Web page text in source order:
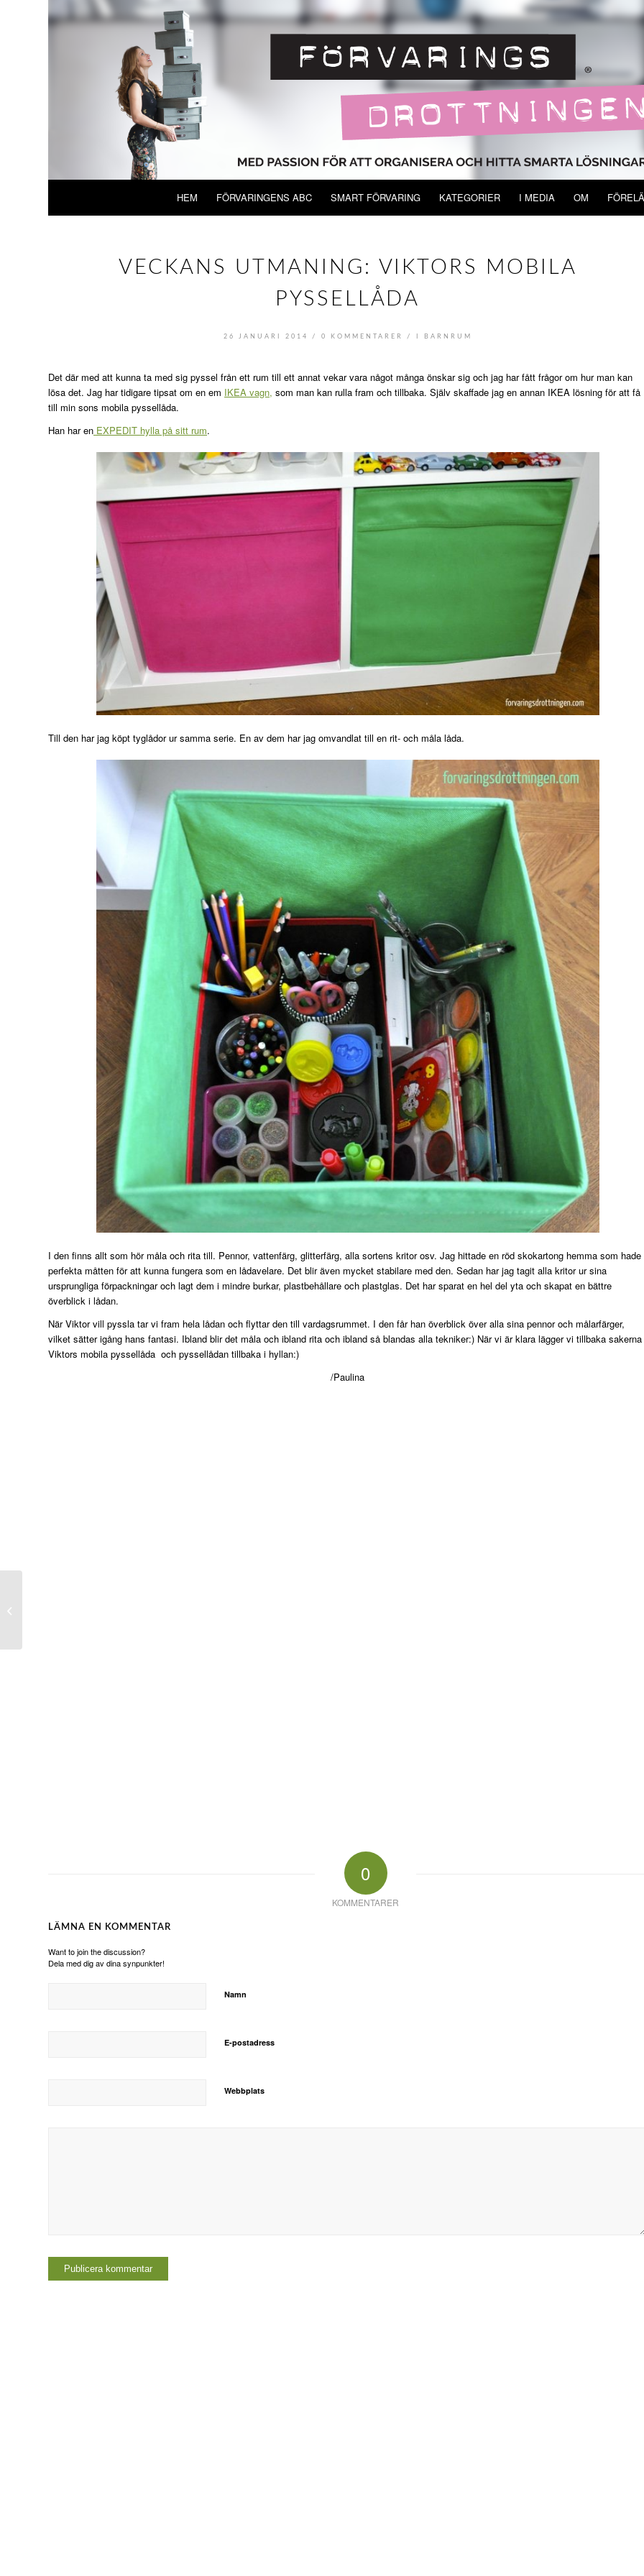
HEM FÖRVARINGENS ABC SMART FÖRVARING KATEGORIER I MEDIA OM
VECKANS UTMANING: VIKTORS MOBILA
PYSSELLÅDA
26 JANUARI 2014 / 0 KOMMENTARER / BARNRUM
Det där med att kunna ta med sig pyssel från ett rum till ett annat vekar vara något många önskar sig och jag har fått frågor om hur man kan
lösa det. Jag har tidigare tipsat om en em IKEA vagn, som man kan rulla fram och tillbaka. Själv skaffade jag en annan IKEA lösning för att få
till min sons mobila pyssellåda.
Han har en EXPEDIT hylla på sitt rum.
Till den har jag köpt tyglådor ur samma serie. En av dem har jag omvandlat till en rit- och måla låda.
I den finns allt som hör måla och rita till. Pennor, vattenfärg, glitterfärg, alla sortens kritor osv. Jag hittade en röd skokartong hemma som hade
perfekta måtten för att kunna fungera som en lådavelare. Det blir även mycket stabilare med den. Sedan har jag tagit alla kritor ur sina
ursprungliga förpackningar och lagt dem i mindre burkar, plastbehållare och plastglas. Det har sparat en hel del yta och skapat en bättre
överblick i lådan.
När Viktor vill pyssla tar vi fram hela lådan och flyttar den till vardagsrummet. I den får han överblick över alla sina pennor och målarfärger,
vilket sätter igång hans fantasi. Ibland blir det måla och ibland rita och ibland så blandas alla tekniker:) När vi är klara lägger vi tillbaka
Viktors mobila pyssellåda och pyssellådan tillbaka i hyllan:)
/Paulina
0
KOMMENTARER
LÄMNA EN KOMMENTAR
Want to join the discussion?
Dela med dig av dina synpunkter!
Namn
E-postadress
Webbplats